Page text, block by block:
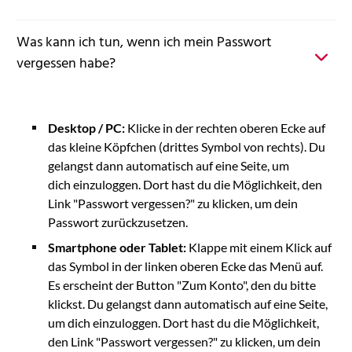
Was kann ich tun, wenn ich mein Passwort
vergessen habe?
Desktop / PC: Klicke in der rechten oberen Ecke auf
das kleine Köpfchen (drittes Symbol von rechts). Du
gelangst dann automatisch auf eine Seite, um
dich einzuloggen. Dort hast du die Möglichkeit, den
Link "Passwort vergessen?" zu klicken, um dein
Passwort zurückzusetzen.
Smartphone oder Tablet: Klappe mit einem Klick auf
das Symbol in der linken oberen Ecke das Menü auf.
Es erscheint der Button "Zum Konto", den du bitte
klickst. Du gelangst dann automatisch auf eine Seite,
um dich einzuloggen. Dort hast du die Möglichkeit,
den Link "Passwort vergessen?" zu klicken, um dein